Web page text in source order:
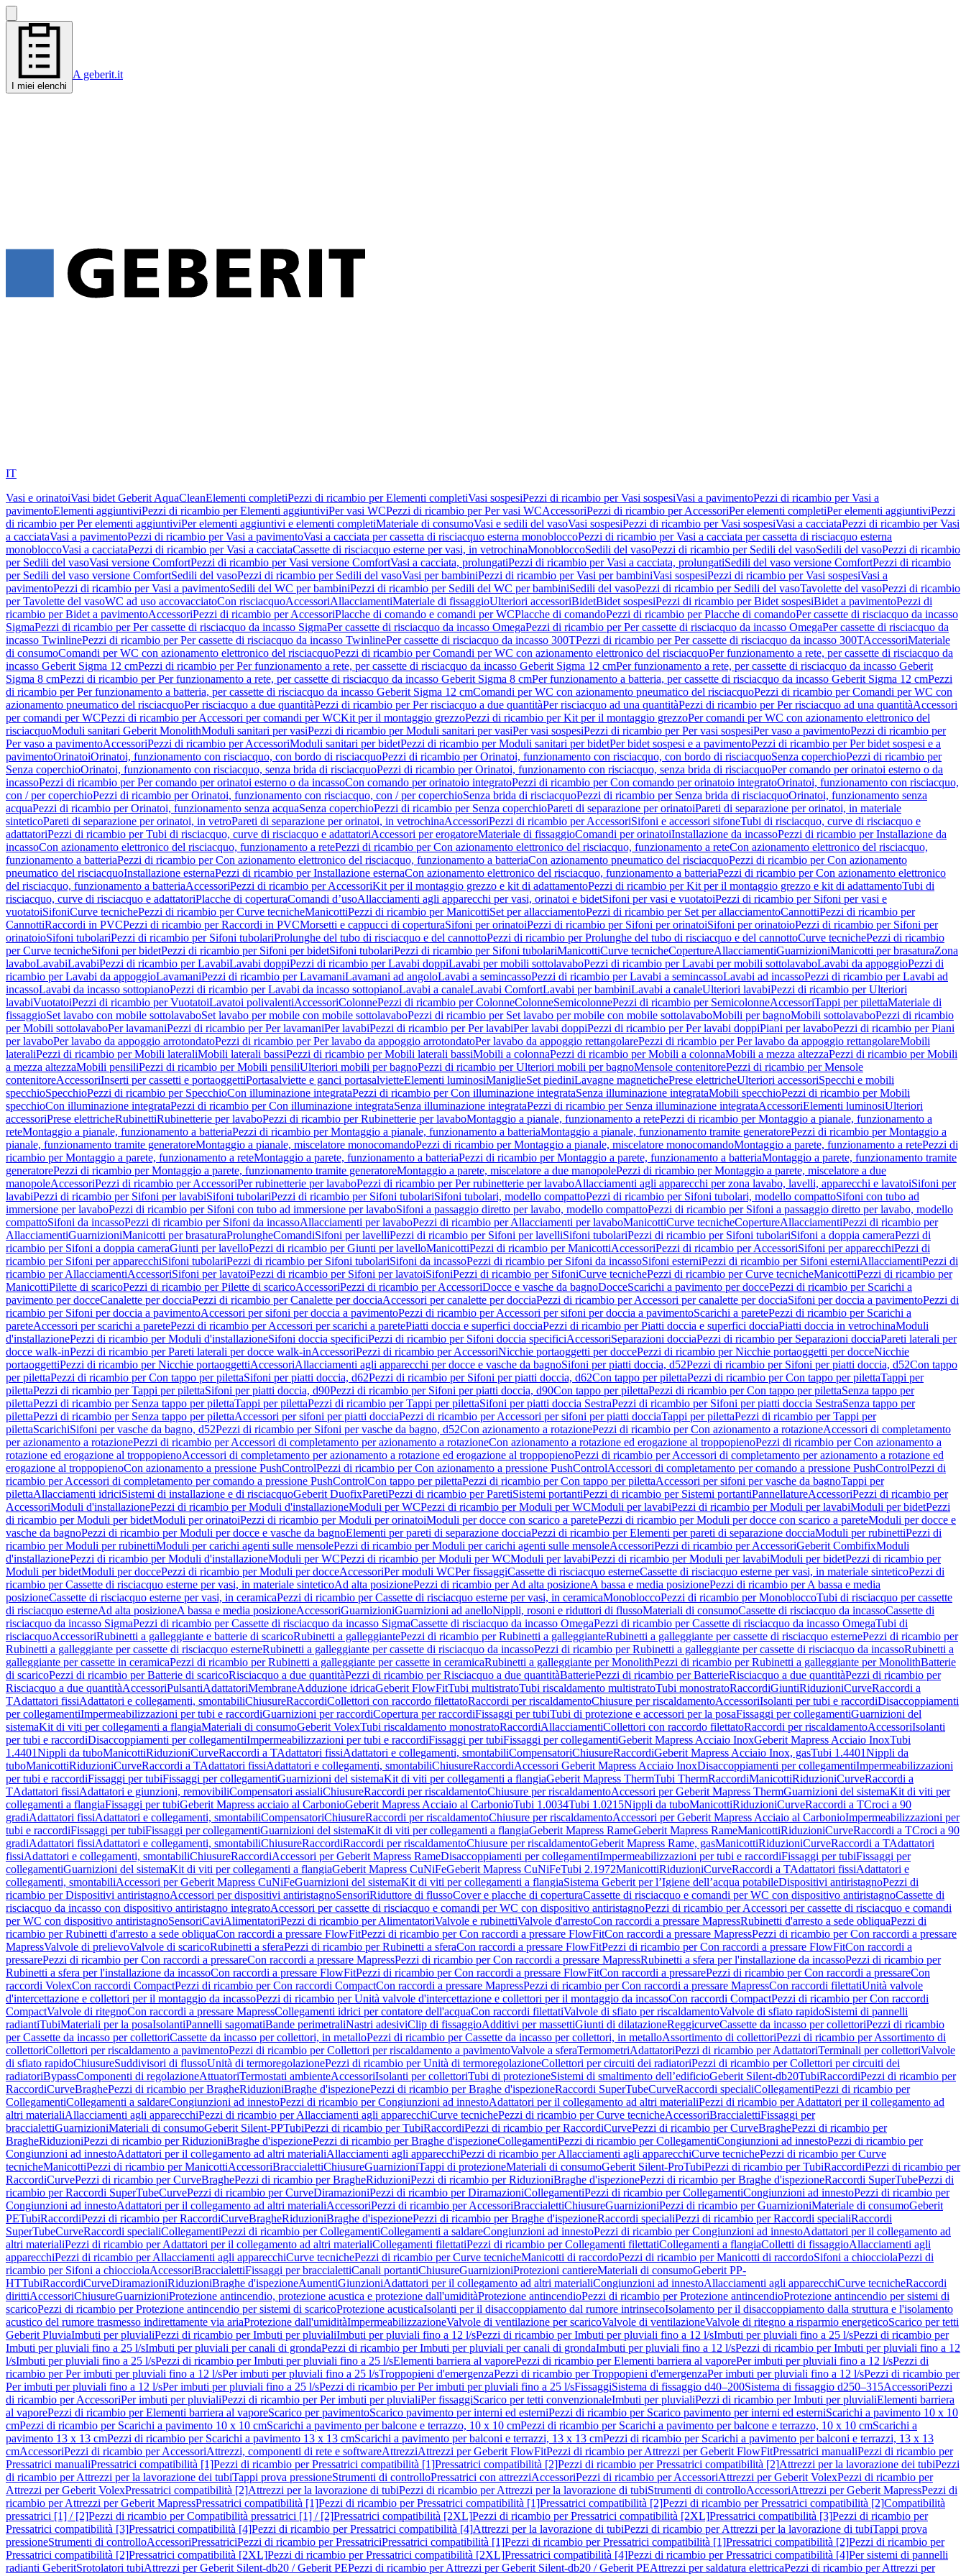
I miei elenchi
A geberit.it
IT
Vasi e orinatoiVasi bidet Geberit AquaCleanElementi completiPezzi di ricambio per Elementi completiVasi sospesiPezzi di ricambio per Vasi sospesiVasi a pavimentoPezzi di ricambio per Vasi a
pavimentoElementi aggiuntiviPezzi di ricambio per Elementi aggiuntiviPer vasi WCPezzi di ricambio per Per vasi WCAccessoriPezzi di ricambio per AccessoriPer elementi completiPer elementi aggiuntiviPezzi
di ricambio per Per elementi aggiuntiviPer elementi aggiuntivi e elementi completiMateriale di consumoVasi e sedili del vasoVasi sospesiPezzi di ricambio per Vasi sospesiVasi a cacciataPezzi di ricambio per Vasi
a cacciataVasi a pavimentoPezzi di ricambio per Vasi a pavimentoVasi a cacciata per cassetta di risciacquo esterna monobloccoPezzi di ricambio per Vasi a cacciata per cassetta di risciacquo esterna
monobloccoVasi a cacciataPezzi di ricambio per Vasi a cacciataCassette di risciacquo esterne per vasi, in vetrochinaMonobloccoSedili del vasoPezzi di ricambio per Sedili del vasoSedili del vasoPezzi di ricambio
per Sedili del vasoVasi versione ComfortPezzi di ricambio per Vasi versione ComfortVasi a cacciata, prolungatiPezzi di ricambio per Vasi a cacciata, prolungatiSedili del vaso versione ComfortPezzi di ricambio
per Sedili del vaso versione ComfortSedili del vasoPezzi di ricambio per Sedili del vasoVasi per bambiniPezzi di ricambio per Vasi per bambiniVasi sospesiPezzi di ricambio per Vasi sospesiVasi a
pavimentoPezzi di ricambio per Vasi a pavimentoSedili del WC per bambiniPezzi di ricambio per Sedili del WC per bambiniSedili del vasoPezzi di ricambio per Sedili del vasoTavolette del vasoPezzi di ricambio
per Tavolette del vasoWC ad uso accovacciatoCon risciacquoAccessoriAllacciamentiMateriale di fissaggioUlteriori accessoriBidetBidet sospesiPezzi di ricambio per Bidet sospesiBidet a pavimentoPezzi di
ricambio per Bidet a pavimentoAccessoriPezzi di ricambio per AccessoriPlacche di comando e comandi per WCPlacche di comandoPezzi di ricambio per Placche di comandoPer cassette di risciacquo da incasso
SigmaPezzi di ricambio per Per cassette di risciacquo da incasso SigmaPer cassette di risciacquo da incasso OmegaPezzi di ricambio per Per cassette di risciacquo da incasso OmegaPer cassette di risciacquo da
incasso TwinlinePezzi di ricambio per Per cassette di risciacquo da incasso TwinlinePer cassette di risciacquo da incasso 300TPezzi di ricambio per Per cassette di risciacquo da incasso 300TAccessoriMateriale
di consumoComandi per WC con azionamento elettronico del risciacquoPezzi di ricambio per Comandi per WC con azionamento elettronico del risciacquoPer funzionamento a rete, per cassette di risciacquo da
incasso Geberit Sigma 12 cmPezzi di ricambio per Per funzionamento a rete, per cassette di risciacquo da incasso Geberit Sigma 12 cmPer funzionamento a rete, per cassette di risciacquo da incasso Geberit
Sigma 8 cmPezzi di ricambio per Per funzionamento a rete, per cassette di risciacquo da incasso Geberit Sigma 8 cmPer funzionamento a batteria, per cassette di risciacquo da incasso Geberit Sigma 12 cmPezzi
di ricambio per Per funzionamento a batteria, per cassette di risciacquo da incasso Geberit Sigma 12 cmComandi per WC con azionamento pneumatico del risciacquoPezzi di ricambio per Comandi per WC con
azionamento pneumatico del risciacquoPer risciacquo a due quantitàPezzi di ricambio per Per risciacquo a due quantitàPer risciacquo ad una quantitàPezzi di ricambio per Per risciacquo ad una quantitàAccessori
per comandi per WCPezzi di ricambio per Accessori per comandi per WCKit per il montaggio grezzoPezzi di ricambio per Kit per il montaggio grezzoPer comandi per WC con azionamento elettronico del
risciacquoModuli sanitari Geberit MonolithModuli sanitari per vasiPezzi di ricambio per Moduli sanitari per vasiPer vasi sospesiPezzi di ricambio per Per vasi sospesiPer vaso a pavimentoPezzi di ricambio per
Per vaso a pavimentoAccessoriPezzi di ricambio per AccessoriModuli sanitari per bidetPezzi di ricambio per Moduli sanitari per bidetPer bidet sospesi e a pavimentoPezzi di ricambio per Per bidet sospesi e a
pavimentoOrinatoiOrinatoi, funzionamento con risciacquo, con bordo di risciacquoPezzi di ricambio per Orinatoi, funzionamento con risciacquo, con bordo di risciacquoSenza coperchioPezzi di ricambio per
Senza coperchioOrinatoi, funzionamento con risciacquo, senza brida di risciacquoPezzi di ricambio per Orinatoi, funzionamento con risciacquo, senza brida di risciacquoPer comando per orinatoi esterno o da
incassoPezzi di ricambio per Per comando per orinatoi esterno o da incassoCon comando per orinatoio integratoPezzi di ricambio per Con comando per orinatoio integratoOrinatoi, funzionamento con risciacquo,
con / per coperchioPezzi di ricambio per Orinatoi, funzionamento con risciacquo, con / per coperchioSenza brida di risciacquoPezzi di ricambio per Senza brida di risciacquoOrinatoi, funzionamento senza
acquaPezzi di ricambio per Orinatoi, funzionamento senza acquaSenza coperchioPezzi di ricambio per Senza coperchioPareti di separazione per orinatoiPareti di separazione per orinatoi, in materiale
sinteticoPareti di separazione per orinatoi, in vetroPareti di separazione per orinatoi, in vetrochinaAccessoriPezzi di ricambio per AccessoriSifoni e accessori sifoneTubi di risciacquo, curve di risciacquo e
adattatoriPezzi di ricambio per Tubi di risciacquo, curve di risciacquo e adattatoriAccessori per erogatoreMateriale di fissaggioComandi per orinatoiInstallazione da incassoPezzi di ricambio per Installazione da
incassoCon azionamento elettronico del risciacquo, funzionamento a retePezzi di ricambio per Con azionamento elettronico del risciacquo, funzionamento a reteCon azionamento elettronico del risciacquo,
funzionamento a batteriaPezzi di ricambio per Con azionamento elettronico del risciacquo, funzionamento a batteriaCon azionamento pneumatico del risciacquoPezzi di ricambio per Con azionamento
pneumatico del risciacquoInstallazione esternaPezzi di ricambio per Installazione esternaCon azionamento elettronico del risciacquo, funzionamento a batteriaPezzi di ricambio per Con azionamento elettronico
del risciacquo, funzionamento a batteriaAccessoriPezzi di ricambio per AccessoriKit per il montaggio grezzo e kit di adattamentoPezzi di ricambio per Kit per il montaggio grezzo e kit di adattamentoTubi di
risciacquo, curve di risciacquo e adattatoriPlacche di coperturaComandi d’usoAllacciamenti agli apparecchi per vasi, orinatoi e bidetSifoni per vasi e vuotatoiPezzi di ricambio per Sifoni per vasi e
vuotatoiSifoniCurve tecnichePezzi di ricambio per Curve tecnicheManicottiPezzi di ricambio per ManicottiSet per allacciamentoPezzi di ricambio per Set per allacciamentoCannottiPezzi di ricambio per
CannottiRaccordi in PVCPezzi di ricambio per Raccordi in PVCMorsetti e cappucci di coperturaSifoni per orinatoiPezzi di ricambio per Sifoni per orinatoiSifoni per orinatoioPezzi di ricambio per Sifoni per
orinatoioSifoni tubolariPezzi di ricambio per Sifoni tubolariProlunghe del tubo di risciacquo e del cannottoPezzi di ricambio per Prolunghe del tubo di risciacquo e del cannottoCurve tecnichePezzi di ricambio
per Curve tecnicheSifoni per bidetPezzi di ricambio per Sifoni per bidetSifoni tubolariPezzi di ricambio per Sifoni tubolariManicottiCurve tecnicheCopertureAllacciamentiGuarnizioniManicotti per brasaturaZona
lavaboLavabiLavabiPezzi di ricambio per LavabiLavabi doppiPezzi di ricambio per Lavabi doppiLavabi per mobili sottolavaboPezzi di ricambio per Lavabi per mobili sottolavaboLavabi da appoggioPezzi di
ricambio per Lavabi da appoggioLavamaniPezzi di ricambio per LavamaniLavamani ad angoloLavabi a semincassoPezzi di ricambio per Lavabi a semincassoLavabi ad incassoPezzi di ricambio per Lavabi ad
incassoLavabi da incasso sottopianoPezzi di ricambio per Lavabi da incasso sottopianoLavabi a canaleLavabi ComfortLavabi per bambiniLavabi a canaleUlteriori lavabiPezzi di ricambio per Ulteriori
lavabiVuotatoiPezzi di ricambio per VuotatoiLavatoi polivalentiAccessoriColonnePezzi di ricambio per ColonneColonneSemicolonnePezzi di ricambio per SemicolonneAccessoriTappi per pilettaMateriale di
fissaggioSet lavabo con mobile sottolavaboSet lavabo per mobile con mobile sottolavaboPezzi di ricambio per Set lavabo per mobile con mobile sottolavaboMobili per bagnoMobili sottolavaboPezzi di ricambio
per Mobili sottolavaboPer lavamaniPezzi di ricambio per Per lavamaniPer lavabiPezzi di ricambio per Per lavabiPer lavabi doppiPezzi di ricambio per Per lavabi doppiPiani per lavaboPezzi di ricambio per Piani
per lavaboPer lavabo da appoggio arrotondatoPezzi di ricambio per Per lavabo da appoggio arrotondatoPer lavabo da appoggio rettangolarePezzi di ricambio per Per lavabo da appoggio rettangolareMobili
lateraliPezzi di ricambio per Mobili lateraliMobili laterali bassiPezzi di ricambio per Mobili laterali bassiMobili a colonnaPezzi di ricambio per Mobili a colonnaMobili a mezza altezzaPezzi di ricambio per Mobili
a mezza altezzaMobili pensiliPezzi di ricambio per Mobili pensiliUlteriori mobili per bagnoPezzi di ricambio per Ulteriori mobili per bagnoMensole contenitorePezzi di ricambio per Mensole
contenitoreAccessoriInserti per cassetti e portaoggettiPortasalviette e ganci portasalvietteElementi luminosiManiglieSet piediniLavagne magnetichePrese elettricheUlteriori accessoriSpecchi e mobili
specchioSpecchioPezzi di ricambio per SpecchioCon illuminazione integrataPezzi di ricambio per Con illuminazione integrataSenza illuminazione integrataMobili specchioPezzi di ricambio per Mobili
specchioCon illuminazione integrataPezzi di ricambio per Con illuminazione integrataSenza illuminazione integrataPezzi di ricambio per Senza illuminazione integrataAccessoriElementi luminosiUlteriori
accessoriPrese elettricheRubinettiRubinetterie per lavaboPezzi di ricambio per Rubinetterie per lavaboMontaggio a pianale, funzionamento a retePezzi di ricambio per Montaggio a pianale, funzionamento a
reteMontaggio a pianale, funzionamento a batteriaPezzi di ricambio per Montaggio a pianale, funzionamento a batteriaMontaggio a pianale, funzionamento tramite generatorePezzi di ricambio per Montaggio a
pianale, funzionamento tramite generatoreMontaggio a pianale, miscelatore monocomandoPezzi di ricambio per Montaggio a pianale, miscelatore monocomandoMontaggio a parete, funzionamento a retePezzi di
ricambio per Montaggio a parete, funzionamento a reteMontaggio a parete, funzionamento a batteriaPezzi di ricambio per Montaggio a parete, funzionamento a batteriaMontaggio a parete, funzionamento tramite
generatorePezzi di ricambio per Montaggio a parete, funzionamento tramite generatoreMontaggio a parete, miscelatore a due manopolePezzi di ricambio per Montaggio a parete, miscelatore a due
manopoleAccessoriPezzi di ricambio per AccessoriPer rubinetterie per lavaboPezzi di ricambio per Per rubinetterie per lavaboAllacciamenti agli apparecchi per zona lavabo, lavelli, apparecchi e lavatoiSifoni per
lavabiPezzi di ricambio per Sifoni per lavabiSifoni tubolariPezzi di ricambio per Sifoni tubolariSifoni tubolari, modello compattoPezzi di ricambio per Sifoni tubolari, modello compattoSifoni con tubo ad
immersione per lavaboPezzi di ricambio per Sifoni con tubo ad immersione per lavaboSifoni a passaggio diretto per lavabo, modello compattoPezzi di ricambio per Sifoni a passaggio diretto per lavabo, modello
compattoSifoni da incassoPezzi di ricambio per Sifoni da incassoAllacciamenti per lavaboPezzi di ricambio per Allacciamenti per lavaboManicottiCurve tecnicheCopertureAllacciamentiPezzi di ricambio per
AllacciamentiGuarnizioniManicotti per brasaturaProlungheComandiSifoni per lavelliPezzi di ricambio per Sifoni per lavelliSifoni tubolariPezzi di ricambio per Sifoni tubolariSifoni a doppia cameraPezzi di
ricambio per Sifoni a doppia cameraGiunti per lavelloPezzi di ricambio per Giunti per lavelloManicottiPezzi di ricambio per ManicottiAccessoriPezzi di ricambio per AccessoriSifoni per apparecchiPezzi di
ricambio per Sifoni per apparecchiSifoni tubolariPezzi di ricambio per Sifoni tubolariSifoni da incassoPezzi di ricambio per Sifoni da incassoSifoni esterniPezzi di ricambio per Sifoni esterniAllacciamentiPezzi di
ricambio per AllacciamentiAccessoriSifoni per lavatoiPezzi di ricambio per Sifoni per lavatoiSifoniPezzi di ricambio per SifoniCurve tecnichePezzi di ricambio per Curve tecnicheManicottiPezzi di ricambio per
ManicottiPilette di scaricoPezzi di ricambio per Pilette di scaricoAccessoriPezzi di ricambio per AccessoriDocce e vasche da bagnoDocceScarichi a pavimento per doccePezzi di ricambio per Scarichi a
pavimento per docceCanalette per docciaPezzi di ricambio per Canalette per docciaAccessori per canalette per docciaPezzi di ricambio per Accessori per canalette per docciaSifoni per doccia a pavimentoPezzi di
ricambio per Sifoni per doccia a pavimentoAccessori per sifoni per doccia a pavimentoPezzi di ricambio per Accessori per sifoni per doccia a pavimentoScarichi a paretePezzi di ricambio per Scarichi a
pareteAccessori per scarichi a paretePezzi di ricambio per Accessori per scarichi a paretePiatti doccia e superfici docciaPezzi di ricambio per Piatti doccia e superfici docciaPiatti doccia in vetrochinaModuli
d'installazionePezzi di ricambio per Moduli d'installazioneSifoni doccia specificiPezzi di ricambio per Sifoni doccia specificiAccessoriSeparazioni docciaPezzi di ricambio per Separazioni docciaPareti laterali per
docce walk-inPezzi di ricambio per Pareti laterali per docce walk-inAccessoriPezzi di ricambio per AccessoriNicchie portaoggetti per doccePezzi di ricambio per Nicchie portaoggetti per docceNicchie
portaoggettiPezzi di ricambio per Nicchie portaoggettiAccessoriAllacciamenti agli apparecchi per docce e vasche da bagnoSifoni per piatti doccia, d52Pezzi di ricambio per Sifoni per piatti doccia, d52Con tappo
per pilettaPezzi di ricambio per Con tappo per pilettaSifoni per piatti doccia, d62Pezzi di ricambio per Sifoni per piatti doccia, d62Con tappo per pilettaPezzi di ricambio per Con tappo per pilettaTappi per
pilettaPezzi di ricambio per Tappi per pilettaSifoni per piatti doccia, d90Pezzi di ricambio per Sifoni per piatti doccia, d90Con tappo per pilettaPezzi di ricambio per Con tappo per pilettaSenza tappo per
pilettaPezzi di ricambio per Senza tappo per pilettaTappi per pilettaPezzi di ricambio per Tappi per pilettaSifoni per piatti doccia SestraPezzi di ricambio per Sifoni per piatti doccia SestraSenza tappo per
pilettaPezzi di ricambio per Senza tappo per pilettaAccessori per sifoni per piatti docciaPezzi di ricambio per Accessori per sifoni per piatti docciaTappi per pilettaPezzi di ricambio per Tappi per
pilettaScarichiSifoni per vasche da bagno, d52Pezzi di ricambio per Sifoni per vasche da bagno, d52Con azionamento a rotazionePezzi di ricambio per Con azionamento a rotazioneAccessori di completamento
per azionamento a rotazionePezzi di ricambio per Accessori di completamento per azionamento a rotazioneCon azionamento a rotazione ed erogazione al troppopienoPezzi di ricambio per Con azionamento a
rotazione ed erogazione al troppopienoAccessori di completamento per azionamento a rotazione ed erogazione al troppopienoPezzi di ricambio per Accessori di completamento per azionamento a rotazione ed
erogazione al troppopienoCon azionamento a pressione PushControlPezzi di ricambio per Con azionamento a pressione PushControlAccessori di completamento per comando a pressione PushControlPezzi di
ricambio per Accessori di completamento per comando a pressione PushControlCon tappo per pilettaPezzi di ricambio per Con tappo per pilettaAccessori per sifoni per vasche da bagnoTappi per
pilettaAllacciamenti idriciSistemi di installazione e di risciacquoGeberit DuofixParetiPezzi di ricambio per ParetiSistemi portantiPezzi di ricambio per Sistemi portantiPannellatureAccessoriPezzi di ricambio per
AccessoriModuli d'installazionePezzi di ricambio per Moduli d'installazioneModuli per WCPezzi di ricambio per Moduli per WCModuli per lavabiPezzi di ricambio per Moduli per lavabiModuli per bidetPezzi
di ricambio per Moduli per bidetModuli per orinatoiPezzi di ricambio per Moduli per orinatoiModuli per docce con scarico a paretePezzi di ricambio per Moduli per docce con scarico a pareteModuli per docce e
vasche da bagnoPezzi di ricambio per Moduli per docce e vasche da bagnoElementi per pareti di separazione docciaPezzi di ricambio per Elementi per pareti di separazione docciaModuli per rubinettiPezzi di
ricambio per Moduli per rubinettiModuli per carichi agenti sulle mensolePezzi di ricambio per Moduli per carichi agenti sulle mensoleAccessoriPezzi di ricambio per AccessoriGeberit CombifixModuli
d'installazionePezzi di ricambio per Moduli d'installazioneModuli per WCPezzi di ricambio per Moduli per WCModuli per lavabiPezzi di ricambio per Moduli per lavabiModuli per bidetPezzi di ricambio per
Moduli per bidetModuli per doccePezzi di ricambio per Moduli per docceAccessoriPer moduli WCPer fissaggiCassette di risciacquo esterneCassette di risciacquo esterne per vasi, in materiale sinteticoPezzi di
ricambio per Cassette di risciacquo esterne per vasi, in materiale sinteticoAd alta posizionePezzi di ricambio per Ad alta posizioneA bassa e media posizionePezzi di ricambio per A bassa e media
posizioneCassette di risciacquo esterne per vasi, in ceramicaPezzi di ricambio per Cassette di risciacquo esterne per vasi, in ceramicaMonobloccoPezzi di ricambio per MonobloccoTubi di risciacquo per cassette
di risciacquo esterneAd alta posizioneA bassa e media posizioneAccessoriGuarnizioniGuarnizioni ad anelloNippli, rosoni e riduttori di flussoMateriali di consumoCassette di risciacquo da incassoCassette di
risciacquo da incasso SigmaPezzi di ricambio per Cassette di risciacquo da incasso SigmaCassette di risciacquo da incasso OmegaPezzi di ricambio per Cassette di risciacquo da incasso OmegaTubi di
risciacquoAccessoriRubinetti a galleggiante e batterie di scaricoRubinetti a galleggiantePezzi di ricambio per Rubinetti a galleggianteRubinetti a galleggiante per cassette di risciacquo esternePezzi di ricambio per
Rubinetti a galleggiante per cassette di risciacquo esterneRubinetti a galleggiante per cassette di risciacquo da incassoPezzi di ricambio per Rubinetti a galleggiante per cassette di risciacquo da incassoRubinetti a
galleggiante per cassette in ceramicaPezzi di ricambio per Rubinetti a galleggiante per cassette in ceramicaRubinetti a galleggiante per MonolithPezzi di ricambio per Rubinetti a galleggiante per MonolithBatterie
di scaricoPezzi di ricambio per Batterie di scaricoRisciacquo a due quantitàPezzi di ricambio per Risciacquo a due quantitàBatteriePezzi di ricambio per BatterieRisciacquo a due quantitàPezzi di ricambio per
Risciacquo a due quantitàAccessoriPulsantiAdattatoriMembraneAdduzione idricaGeberit FlowFitTubi multistratoTubi riscaldamento multistratoTubi monostratoRaccordiGiuntiRiduzioniCurveRaccordi a
TAdattatori fissiAdattatori e collegamenti, smontabiliChiusureRaccordiCollettori con raccordo filettatoRaccordi per riscaldamentoChiusure per riscaldamentoAccessoriIsolanti per tubi e raccordiDisaccoppiamenti
per collegamentiImpermeabilizzazioni per tubi e raccordiGuarnizioni per raccordiCopertura per raccordiFissaggi per tubiTubi di protezione e accessori per la posaFissaggi per collegamentiGuarnizioni del
sistemaKit di viti per collegamenti a flangiaMateriali di consumoGeberit VolexTubi riscaldamento monostratoRaccordiAllacciamentiCollettori con raccordo filettatoRaccordi per riscaldamentoAccessoriIsolanti
per tubi e raccordiDisaccoppiamenti per collegamentiImpermeabilizzazioni per tubi e raccordiFissaggi per tubiFissaggi per collegamentiGeberit Mapress Acciaio InoxGeberit Mapress Acciaio InoxTubi
1.4401Nippli da tuboManicottiRiduzioniCurveRaccordi a TAdattatori fissiAdattatori e collegamenti, smontabiliCompensatoriChiusureRaccordiGeberit Mapress Acciaio Inox, gasTubi 1.4401Nippli da
tuboManicottiRiduzioniCurveRaccordi a TAdattatori fissiAdattatori e collegamenti, smontabiliChiusureRaccordiAccessori Geberit Mapress Acciaio InoxDisaccoppiamenti per collegamentiImpermeabilizzazioni
per tubi e raccordiFissaggi per tubiFissaggi per collegamentiGuarnizioni del sistemaKit di viti per collegamenti a flangiaGeberit Mapress ThermTubi ThermRaccordiManicottiRiduzioniCurveRaccordi a
TAdattatori fissiAdattatori e giunzioni, removibiliCompensatori assialiChiusureRaccordi per riscaldamentoChiusure per riscaldamentoAccessori per Geberit Mapress ThermGuarnizioni del sistemaKit di viti per
collegamenti a flangiaFissaggi per tubiGeberit Mapress acciaio al CarbonioGeberit Mapress Acciaio al CarbonioTubi 1.0034Tubi 1.0215Nippli da tuboManicottiRiduzioniCurveRaccordi a TCroci a 90
gradiAdattatori fissiAdattatori e collegamenti, smontabiliCompensatoriChiusureRaccordi per riscaldamentoChiusure per riscaldamentoAccessori per Geberit Mapress Acciaio al CarbonioImpermeabilizzazioni per
tubi e raccordiFissaggi per tubiFissaggi per collegamentiGuarnizioni del sistemaKit di viti per collegamenti a flangiaGeberit Mapress RameGeberit Mapress RameManicottiRiduzioniCurveRaccordi a TCroci a 90
gradiAdattatori fissiAdattatori e collegamenti, smontabiliChiusureRaccordiRaccordi per riscaldamentoChiusure per riscaldamentoGeberit Mapress Rame, gasManicottiRiduzioniCurveRaccordi a TAdattatori
fissiAdattatori e collegamenti, smontabiliChiusureRaccordiAccessori per Geberit Mapress RameDisaccoppiamenti per collegamentiImpermeabilizzazioni per tubi e raccordiFissaggi per tubiFissaggi per
collegamentiGuarnizioni del sistemaKit di viti per collegamenti a flangiaGeberit Mapress CuNiFeGeberit Mapress CuNiFeTubi 2.1972ManicottiRiduzioniCurveRaccordi a TAdattatori fissiAdattatori e
collegamenti, smontabiliAccessori per Geberit Mapress CuNiFeGuarnizioni del sistemaKit di viti per collegamenti a flangiaSistema Geberit per l’Igiene dell’acqua potabileDispositivi antiristagnoPezzi di
ricambio per Dispositivi antiristagnoAccessori per dispositivi antiristagnoSensoriRiduttore di flussoCover e placche di coperturaCassette di risciacquo e comandi per WC con dispositivo antiristagnoCassette di
risciacquo da incasso con dispositivo antiristagno integratoAccessori per cassette di risciacquo e comandi per WC con dispositivo antiristagnoPezzi di ricambio per Accessori per cassette di risciacquo e comandi
per WC con dispositivo antiristagnoSensoriCaviAlimentatoriPezzi di ricambio per AlimentatoriValvole e rubinettiValvole d'arrestoCon raccordi a pressare MapressRubinetti d'arresto a sede obliquaPezzi di
ricambio per Rubinetti d'arresto a sede obliquaCon raccordi a pressare FlowFitPezzi di ricambio per Con raccordi a pressare FlowFitCon raccordi a pressare MapressPezzi di ricambio per Con raccordi a pressare
MapressValvole di prelievoValvole di scaricoRubinetti a sferaPezzi di ricambio per Rubinetti a sferaCon raccordi a pressare FlowFitPezzi di ricambio per Con raccordi a pressare FlowFitCon raccordi a
pressarePezzi di ricambio per Con raccordi a pressareCon raccordi a pressare MapressPezzi di ricambio per Con raccordi a pressare MapressRubinetti a sfera per l'installazione da incassoPezzi di ricambio per
Rubinetti a sfera per l'installazione da incassoCon raccordi a pressare FlowFitPezzi di ricambio per Con raccordi a pressare FlowFitCon raccordi a pressarePezzi di ricambio per Con raccordi a pressareCon
raccordi VolexCon raccordi CompactPezzi di ricambio per Con raccordi CompactCon raccordi a pressare MapressPezzi di ricambio per Con raccordi a pressare MapressCon raccordi filettatiUnità valvole
d'intercettazione e collettori per il montaggio da incassoPezzi di ricambio per Unità valvole d'intercettazione e collettori per il montaggio da incassoCon raccordi CompactPezzi di ricambio per Con raccordi
CompactValvole di ritegnoCon raccordi a pressare MapressCollegamenti idrici per contatore dell'acquaCon raccordi filettatiValvole di sfiato per riscaldamentoValvole di sfiato rapidoSistemi di pannelli
radiantiTubiMateriali per la posaIsolantiPannelli sagomatiBande perimetraliNastri adesiviClip di fissaggioAdditivi per massettiGiunti di dilatazioneReggicurveCassette da incasso per collettoriPezzi di ricambio
per Cassette da incasso per collettoriCassette da incasso per collettori, in metalloPezzi di ricambio per Cassette da incasso per collettori, in metalloAssortimento di collettoriPezzi di ricambio per Assortimento di
collettoriCollettori per riscaldamento a pavimentoPezzi di ricambio per Collettori per riscaldamento a pavimentoValvole a sferaTermometriAdattatoriPezzi di ricambio per AdattatoriTerminali per collettoriValvole
di sfiato rapidoChiusureSuddivisori di flussoUnità di termoregolazionePezzi di ricambio per Unità di termoregolazioneCollettori per circuiti dei radiatoriPezzi di ricambio per Collettori per circuiti dei
radiatoriBypassComponenti di regolazioneAttuatoriTermostati ambienteAccessoriIsolanti per collettoriTubi di protezioneSistemi di smaltimento dell’edificioGeberit Silent-db20TubiRaccordiPezzi di ricambio per
RaccordiCurveBraghePezzi di ricambio per BragheRiduzioniBraghe d'ispezionePezzi di ricambio per Braghe d'ispezioneRaccordi SuperTubeCurveRaccordi specialiCollegamentiPezzi di ricambio per
CollegamentiCollegamenti a saldareCongiunzioni ad innestoPezzi di ricambio per Congiunzioni ad innestoAdattatori per il collegamento ad altri materialiPezzi di ricambio per Adattatori per il collegamento ad
altri materialiAllacciamenti agli apparecchiPezzi di ricambio per Allacciamenti agli apparecchiCurve tecnichePezzi di ricambio per Curve tecnicheAccessoriBraccialettiFissaggi per
braccialettiGuarnizioniMateriali di consumoGeberit Silent-PPTubiPezzi di ricambio per TubiRaccordiPezzi di ricambio per RaccordiCurvePezzi di ricambio per CurveBraghePezzi di ricambio per
BragheRiduzioniPezzi di ricambio per RiduzioniBraghe d'ispezionePezzi di ricambio per Braghe d'ispezioneCollegamentiPezzi di ricambio per CollegamentiCongiunzioni ad innestoPezzi di ricambio per
Congiunzioni ad innestoAdattatori per il collegamento ad altri materialiAllacciamenti agli apparecchiPezzi di ricambio per Allacciamenti agli apparecchiCurve tecnichePezzi di ricambio per Curve
tecnicheManicottiPezzi di ricambio per ManicottiAccessoriBraccialettiChiusureGuarnizioniTappi di protezioneMateriali di consumoGeberit Silent-ProTubiPezzi di ricambio per TubiRaccordiPezzi di ricambio per
RaccordiCurvePezzi di ricambio per CurveBraghePezzi di ricambio per BragheRiduzioniPezzi di ricambio per RiduzioniBraghe d'ispezionePezzi di ricambio per Braghe d'ispezioneRaccordi SuperTubePezzi di
ricambio per Raccordi SuperTubeCurvePezzi di ricambio per CurveDiramazioniPezzi di ricambio per DiramazioniCollegamentiPezzi di ricambio per CollegamentiCongiunzioni ad innestoPezzi di ricambio per
Congiunzioni ad innestoAdattatori per il collegamento ad altri materialiAccessoriPezzi di ricambio per AccessoriBraccialettiChiusureGuarnizioniPezzi di ricambio per GuarnizioniMateriale di consumoGeberit
PETubiRaccordiPezzi di ricambio per RaccordiCurveBragheRiduzioniBraghe d'ispezionePezzi di ricambio per Braghe d'ispezioneRaccordi specialiPezzi di ricambio per Raccordi specialiRaccordi
SuperTubeCurveRaccordi specialiCollegamentiPezzi di ricambio per CollegamentiCollegamenti a saldareCongiunzioni ad innestoPezzi di ricambio per Congiunzioni ad innestoAdattatori per il collegamento ad
altri materialiPezzi di ricambio per Adattatori per il collegamento ad altri materialiCollegamenti filettatiPezzi di ricambio per Collegamenti filettatiCollegamenti a flangiaColletti di fissaggioAllacciamenti agli
apparecchiPezzi di ricambio per Allacciamenti agli apparecchiCurve tecnichePezzi di ricambio per Curve tecnicheManicotti di raccordoPezzi di ricambio per Manicotti di raccordoSifoni a chiocciolaPezzi di
ricambio per Sifoni a chiocciolaAccessoriBraccialettiFissaggi per braccialettiCanali portantiChiusureGuarnizioniProtezioni cantiereMateriali di consumoGeberit PP-
HTTubiRaccordiCurveDiramazioniRiduzioniBraghe d'ispezioneAumentiGiunzioniAdattatori per il collegamento ad altri materialiCongiunzioni ad innestoAllacciamenti agli apparecchiCurve tecnicheRaccordi
dirittiAccessoriChiusureGuarnizioniProtezione antincendio, protezione acustica e protezione dall'umiditàProtezione antincendioPezzi di ricambio per Protezione antincendioProtezione antincendio per sistemi di
scaricoPezzi di ricambio per Protezione antincendio per sistemi di scaricoProtezione acusticaIsolanti per il disaccoppiamento dal rumore intrinsecoIsolamento per il disaccoppiamento dalla struttura e l'isolamento
acustico del rumore trasmesso indirettamente via ariaProtezione dall'umiditàImpermeabilizzazioneValvole di ventilazione per scaricoValvole di ventilazioneValvole di ritegno a risparmio energeticoScarico per tetti
Geberit PluviaImbuti per pluvialiPezzi di ricambio per Imbuti per pluvialiImbuti per pluviali fino a 12 l/sPezzi di ricambio per Imbuti per pluviali fino a 12 l/sImbuti per pluviali fino a 25 l/sPezzi di ricambio per
Imbuti per pluviali fino a 25 l/sImbuti per pluviali per canali di grondaPezzi di ricambio per Imbuti per pluviali per canali di grondaImbuti per pluviali fino a 12 l/sPezzi di ricambio per Imbuti per pluviali fino a 12
l/sImbuti per pluviali fino a 25 l/sPezzi di ricambio per Imbuti per pluviali fino a 25 l/sElementi barriera al vaporePezzi di ricambio per Elementi barriera al vaporePer imbuti per pluviali fino a 12 l/sPezzi di
ricambio per Per imbuti per pluviali fino a 12 l/sPer imbuti per pluviali fino a 25 l/sTroppopieni d'emergenzaPezzi di ricambio per Troppopieni d'emergenzaPer imbuti per pluviali fino a 12 l/sPezzi di ricambio per
Per imbuti per pluviali fino a 12 l/sPer imbuti per pluviali fino a 25 l/sPezzi di ricambio per Per imbuti per pluviali fino a 25 l/sFissaggiSistema di fissaggio d40–200Sistema di fissaggio d250–315AccessoriPezzi
di ricambio per AccessoriPer imbuti per pluvialiPezzi di ricambio per Per imbuti per pluvialiPer fissaggiScarico per tetti convenzionaleImbuti per pluvialiPezzi di ricambio per Imbuti per pluvialiElementi barriera
al vaporePezzi di ricambio per Elementi barriera al vaporeScarico per pavimentoScarico pavimento per interni ed esterniPezzi di ricambio per Scarico pavimento per interni ed esterniScarichi a pavimento 10 x 10
cmPezzi di ricambio per Scarichi a pavimento 10 x 10 cmScarichi a pavimento per balcone e terrazzo, 10 x 10 cmPezzi di ricambio per Scarichi a pavimento per balcone e terrazzo, 10 x 10 cmScarichi a
pavimento 13 x 13 cmPezzi di ricambio per Scarichi a pavimento 13 x 13 cmScarichi a pavimento per balconi e terrazzi, 13 x 13 cmPezzi di ricambio per Scarichi a pavimento per balconi e terrazzi, 13 x 13
cmAccessoriPezzi di ricambio per AccessoriAttrezzi, componenti di rete e softwareAttrezziAttrezzi per Geberit FlowFitPezzi di ricambio per Attrezzi per Geberit FlowFitPressatrici manualiPezzi di ricambio per
Pressatrici manualiPressatrici compatibilità [1]Pezzi di ricambio per Pressatrici compatibilità [1]Pressatrici compatibilità [2]Pezzi di ricambio per Pressatrici compatibilità [2]Attrezzi per la lavorazione dei tubiPezzi
di ricambio per Attrezzi per la lavorazione dei tubiTappi prova pressioneStrumenti di controlloPressatrici con attrezziAccessoriPezzi di ricambio per AccessoriAttrezzi per Geberit VolexPezzi di ricambio per
Attrezzi per Geberit VolexPressatrici compatibilità [2]Attrezzi per la lavorazione di tubiPezzi di ricambio per Attrezzi per la lavorazione di tubiStrumenti di controlloAccessoriAttrezzi per Geberit MapressPezzi di
ricambio per Attrezzi per Geberit MapressPressatrici compatibilità [1]Pezzi di ricambio per Pressatrici compatibilità [1]Pressatrici compatibilità [2]Pezzi di ricambio per Pressatrici compatibilità [2]Compatibilità
pressatrici [1] / [2]Pezzi di ricambio per Compatibilità pressatrici [1] / [2]Pressatrici compatibilità [2XL]Pezzi di ricambio per Pressatrici compatibilità [2XL]Pressatrici compatibilità [3]Pezzi di ricambio per
Pressatrici compatibilità [3]Pressatrici compatibilità [4]Pezzi di ricambio per Pressatrici compatibilità [4]Attrezzi per la lavorazione di tubiPezzi di ricambio per Attrezzi per la lavorazione di tubiTappi prova
pressioneStrumenti di controlloAccessoriPressatriciPezzi di ricambio per PressatriciPressatrici compatibilità [1]Pezzi di ricambio per Pressatrici compatibilità [1]Pressatrici compatibilità [2]Pezzi di ricambio per
Pressatrici compatibilità [2]Pressatrici compatibilità [2XL]Pezzi di ricambio per Pressatrici compatibilità [2XL]Pressatrici compatibilità [4]Pezzi di ricambio per Pressatrici compatibilità [4]Per sistemi di pannelli
radianti GeberitSrotolatori tubiAttrezzi per Geberit Silent-db20 / Geberit PEPezzi di ricambio per Attrezzi per Geberit Silent-db20 / Geberit PEAttrezzi per saldatura elettricaPezzi di ricambio per Attrezzi per